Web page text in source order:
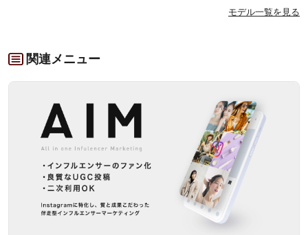
モデル一覧を見る
関連メニュー